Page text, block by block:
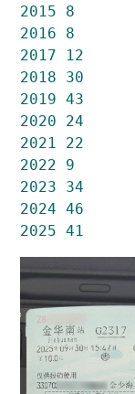
2015
8
2016
8
2017
12
2018
30
2019
43
2020
24
2021
22
2022
9
2023
34
2024
46
2025
41